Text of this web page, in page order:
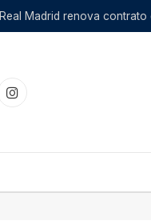
Real Madrid renova contrato
Instagram